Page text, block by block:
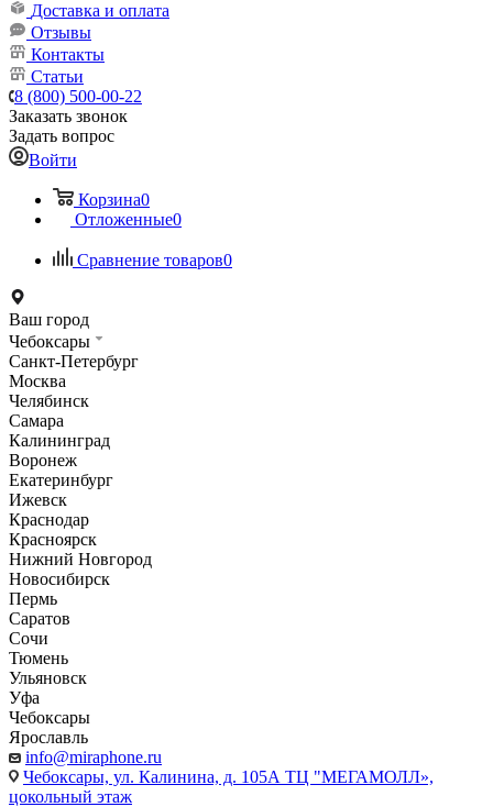
Доставка и оплата
Отзывы
Контакты
Статьи
8 (800) 500-00-22
Заказать звонок
Задать вопрос
Войти
Корзина0
Отложенные0
Сравнение товаров0
Ваш город
Чебоксары
Санкт-Петербург
Москва
Челябинск
Самара
Калининград
Воронеж
Екатеринбург
Ижевск
Краснодар
Красноярск
Нижний Новгород
Новосибирск
Пермь
Саратов
Сочи
Тюмень
Ульяновск
Уфа
Чебоксары
Ярославль
info@miraphone.ru
Чебоксары, ул. Калинина, д. 105А ТЦ "МЕГАМОЛЛ»,
цокольный этаж